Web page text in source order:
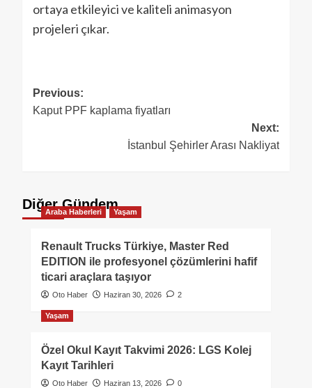
ortaya etkileyici ve kaliteli animasyon
projeleri çıkar.
Previous:
Kaput PPF kaplama fiyatları
Next:
İstanbul Şehirler Arası Nakliyat
Diğer Gündem
Araba Haberleri Yaşam
Renault Trucks Türkiye, Master Red
EDITION ile profesyonel çözümlerini hafif
ticari araçlara taşıyor
Oto Haber Haziran 30, 2026 2
Yaşam
Özel Okul Kayıt Takvimi 2026: LGS Kolej
Kayıt Tarihleri
Oto Haber Haziran 13, 2026 0